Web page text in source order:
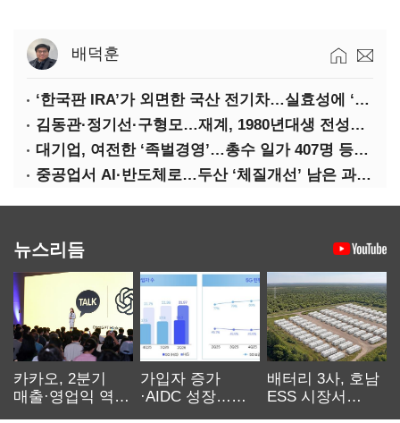
배덕훈
‘한국판 IRA’가 외면한 국산 전기차…실효성에 ‘의문’
김동관·정기선·구형모…재계, 1980년대생 전성시대
대기업, 여전한 ‘족벌경영’…총수 일가 407명 등기임원
중공업서 AI·반도체로…두산 ‘체질개선’ 남은 과제는
뉴스리듬
카카오, 2분기
매출·영업익 역대
가입자 증가
·AIDC 성장…
배터리 3사, 호남
ESS 시장서